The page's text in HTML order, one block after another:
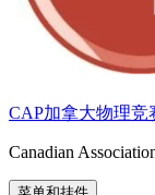
CAP加拿大物理竞
Canadian